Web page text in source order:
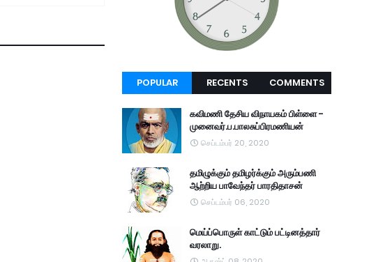
POPULAR RECENTS COMMENTS
கவிமணி தேசிய விநாயகம் பிள்ளை -
முனைவர்.ப.பாலசுப்பிரமணியன்
செப்டம்பர் 20, 2020
தமிழுக்கும் தமிழர்க்கும் அரும்பணி
ஆற்றிய பாவேந்தர் பாரதிதாசன்
செப்டம்பர் 06, 2020
மெய்ப்பொருள் காட்டும் பட்டினத்தார்
வரலாறு.